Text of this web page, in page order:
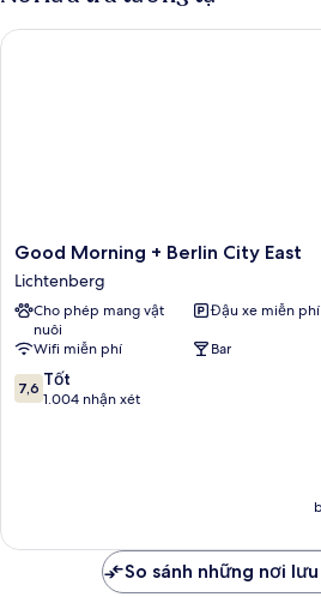
cơ
Good
Morning
+
Berlin
City
East
Lichtenberg
Good Morning + Berlin City East
Lichtenberg
Cho phép mang vật
nuôi
Đậu xe miễn phí
Wifi miễn phí
Bar
7.6
trên
7,6 Tốt
1.004 nhận xét
Good Morning + Berlin City East
So sánh những nơi